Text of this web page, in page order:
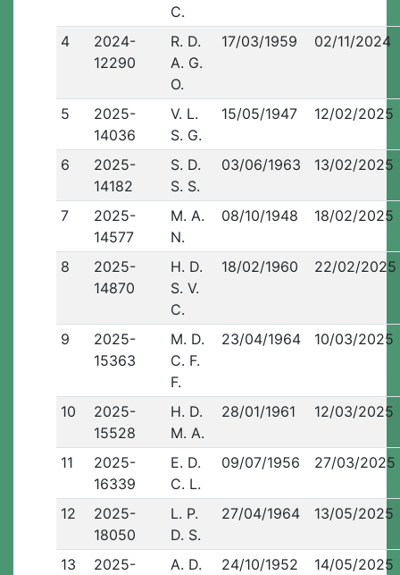
C.
4
2024-
12290
R. D.
A. G.
O.
17/03/1959 02/11/2024
5
2025-
14036
V. L.
S. G.
15/05/1947 12/02/2025
6
2025-
14182
S. D.
S. S.
03/06/1963 13/02/2025
7
2025-
14577
M. A.
N.
08/10/1948 18/02/2025
8
2025-
14870
H. D.
S. V.
C.
18/02/1960 22/02/2025
9
2025-
15363
M. D.
C. F.
F.
23/04/1964 10/03/2025
10
2025-
15528
H. D.
M. A.
28/01/1961 12/03/2025
11
2025-
16339
E. D.
C. L.
09/07/1956 27/03/2025
12
2025-
18050
L. P.
D. S.
27/04/1964 13/05/2025
13
2025-
A. D.
24/10/1952 14/05/2025